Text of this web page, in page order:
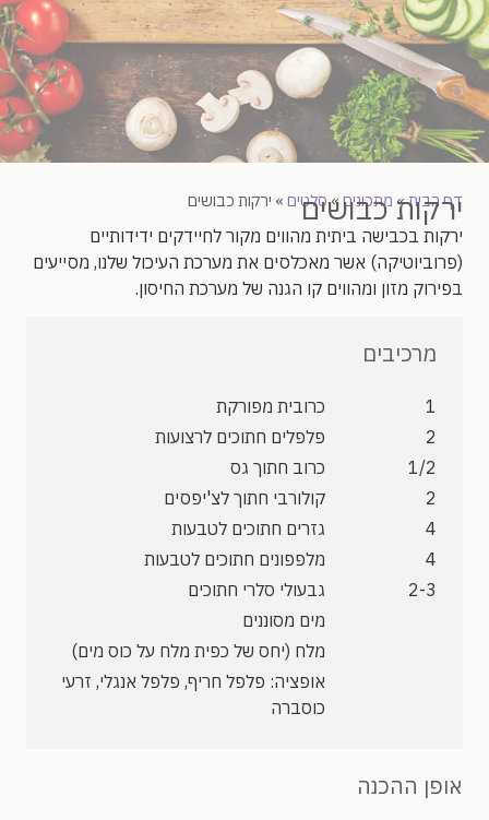
דף הבית» מתכונים»סלטים » ירקות כבושים ירקות כבושים
ירקות בכבישה ביתית מהווים מקור לחיידקים ידידותיים
(פרוביוטיקה) אשר מאכלסים את מערכת העיכול שלנו, מסייעים
בפירוק מזון ומהווים קו הגנה של מערכת החיסון.
מרכיבים
1
כרובית מפורקת
2
פלפלים חתוכים לרצועות
1/2
כרוב חתוך גס
2
קולורבי חתוך לצ'יפסים
4
גזרים חתוכים לטבעות
4
מלפפונים חתוכים לטבעות
2-3
גבעולי סלרי חתוכים
מים מסוננים
מלח (יחס של כפית מלח על כוס מים)
אופציה: פלפל חריף, פלפל אנגלי, זרעי
כוסברה
אופן ההכנה